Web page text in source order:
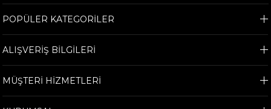
POPÜLER KATEGORİLER
ALIŞVERİŞ BİLGİLERİ
MÜŞTERİ HİZMETLERİ